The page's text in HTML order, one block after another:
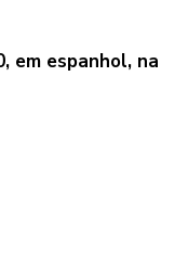
em espanhol, na